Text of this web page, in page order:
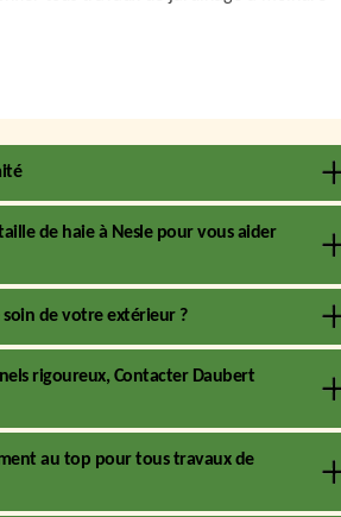
de haie à Nesle pour vous aider
soin de votre extérieur ?
rigoureux, Contacter Daubert
au top pour tous travaux de